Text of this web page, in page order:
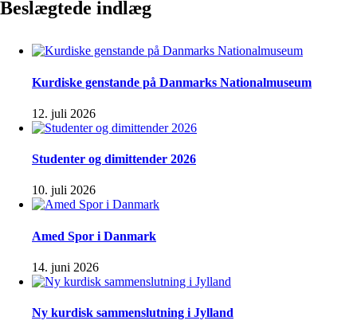
Beslægtede indlæg
Kurdiske genstande på Danmarks Nationalmuseum
12. juli 2026
Studenter og dimittender 2026
10. juli 2026
Amed Spor i Danmark
14. juni 2026
Ny kurdisk sammenslutning i Jylland